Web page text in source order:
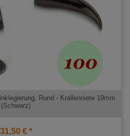
Rund - Krallenniete 19mm
(Schwarz)
31,50 € *